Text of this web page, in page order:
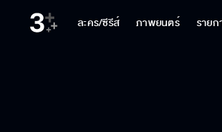
ละคร/ซีรีส์ ภาพยนตร์ รายก